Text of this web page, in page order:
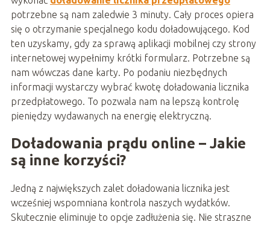
potrzebne są nam zaledwie 3 minuty. Cały proces opiera
się o otrzymanie specjalnego kodu doładowującego. Kod
ten uzyskamy, gdy za sprawą aplikacji mobilnej czy strony
internetowej wypełnimy krótki formularz. Potrzebne są
nam wówczas dane karty. Po podaniu niezbędnych
informacji wystarczy wybrać kwotę doładowania licznika
przedpłatowego. To pozwala nam na lepszą kontrolę
pieniędzy wydawanych na energię elektryczną.
Doładowania prądu online – Jakie
są inne korzyści?
Jedną z największych zalet doładowania licznika jest
wcześniej wspomniana kontrola naszych wydatków.
Skutecznie eliminuje to opcje zadłużenia się. Nie straszne